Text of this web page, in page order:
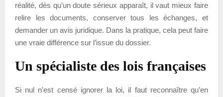
réalité, dès qu’un doute sérieux apparaît, il vaut mieux faire
relire les documents, conserver tous les échanges, et
demander un avis juridique. Dans la pratique, cela peut faire
une vraie différence sur l’issue du dossier.
Un spécialiste des lois françaises
Si nul n’est censé ignorer la loi, il faut reconnaître qu’en